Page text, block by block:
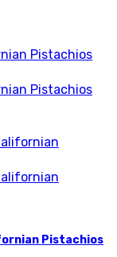
Pistachios